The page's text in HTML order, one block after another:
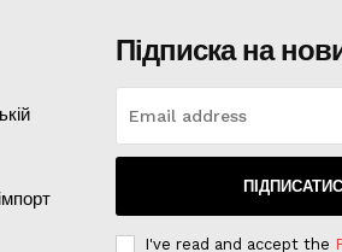
Підписка на
I've read and accept the